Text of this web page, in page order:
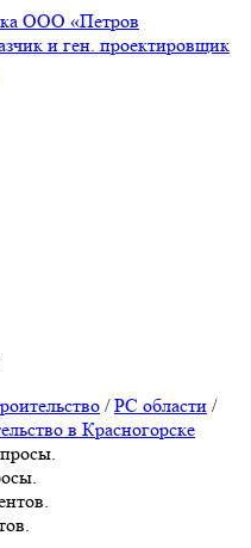
ООО «Петров
и ген. проектировщик
/РС области /
в Красногорске